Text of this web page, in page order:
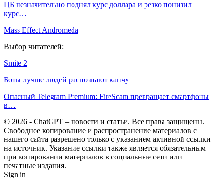
ЦБ незначительно поднял курс доллара и резко понизил
курс…
Mass Effect Andromeda
Выбор читателей:
Smite 2
Боты лучше людей распознают капчу
Опасный Telegram Premium: FireScam превращает смартфоны
в…
© 2026 - ChatGPT – новости и статьи. Все права защищены.
Свободное копирование и распространение материалов с
нашего сайта разрешено только с указанием активной ссылки
на источник. Указание ссылки также является обязательным
при копировании материалов в социальные сети или
печатные издания.
Sign in